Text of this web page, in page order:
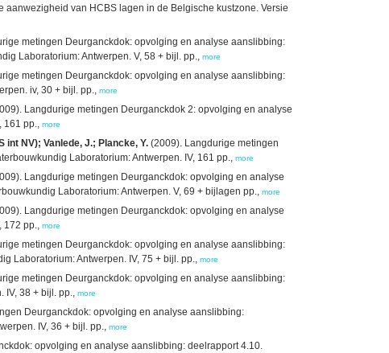
van HCBS lagen in de Belgische kustzone. Versie
metingen Deurganckdok: opvolging en analyse aanslibbing:
Laboratorium: Antwerpen. V, 58 + bijl. pp., more
metingen Deurganckdok: opvolging en analyse aanslibbing:
iv, 30 + bijl. pp., more
Langdurige metingen Deurganckdok 2: opvolging en analyse
161 pp., more
NV); Vanlede, J.; Plancke, Y. (2009). Langdurige metingen
Laboratorium: Antwerpen. IV, 161 pp., more
Langdurige metingen Deurganckdok: opvolging en analyse
Laboratorium: Antwerpen. V, 69 + bijlagen pp., more
Langdurige metingen Deurganckdok: opvolging en analyse
172 pp., more
metingen Deurganckdok: opvolging en analyse aanslibbing:
Laboratorium: Antwerpen. IV, 75 + bijl. pp., more
metingen Deurganckdok: opvolging en analyse aanslibbing:
IV, 38 + bijl. pp., more
Deurganckdok: opvolging en analyse aanslibbing:
IV, 36 + bijl. pp., more
opvolging en analyse aanslibbing: deelrapport 4.10.